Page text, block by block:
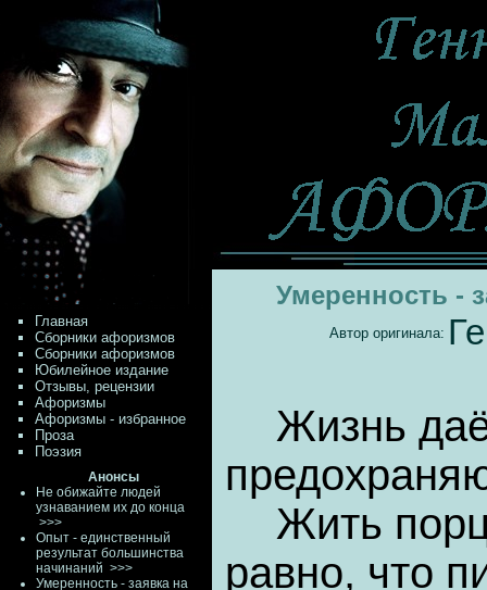
Главная
Сборники афоризмов
Сборники афоризмов
Юбилейное издание
Отзывы, рецензии
Афоризмы
Афоризмы - избранное
Проза
Поэзия
Анонсы
Не обижайте людей
узнаванием их до конца
>>>
Опыт - единственный
результат большинства
начинаний >>>
Умеренность - заявка на
Умеренность -
Автор оригинала:
Жизнь
Жить
равно, что